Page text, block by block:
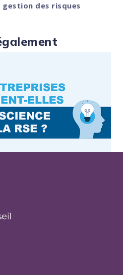
gestion des risques